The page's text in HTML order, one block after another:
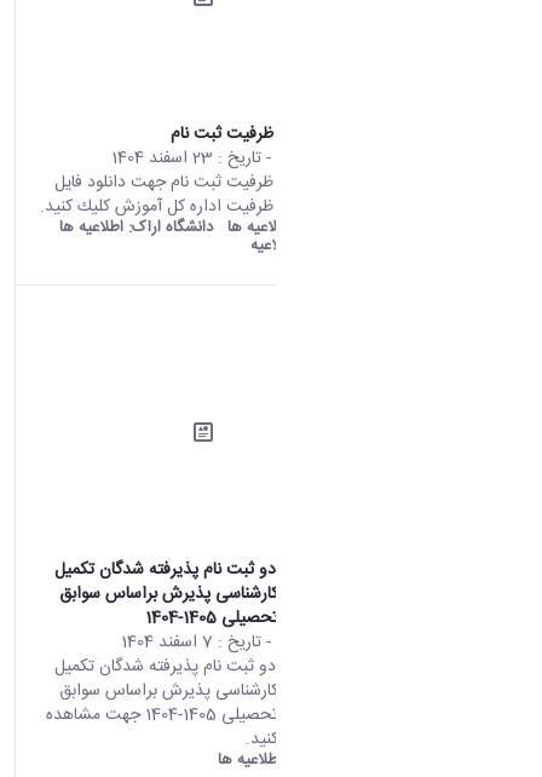
اطلاعیه تکمیل ظرفیت ثبت نام
- تاریخ : 23 اسفند 1404
اطلاعیه تکمیل ظرفیت ثبت نام جهت دانلود فايل
اطلاعیه تكميل ظرفيت اداره کل آموزش كليك كنيد.
اطلاعیه ها دانشگاه اراک: اطلاعیه ها
اطلاعیه
اطلاعیه شماره دو ثبت نام پذیرفته شدگان تکمیل
ظرفیت مقطع کارشناسی پذیرش براساس سوابق
تحصیلی سال تحصیلی 1405-1404
- تاریخ : 7 اسفند 1404
اطلاعیه شماره دو ثبت نام پذیرفته شدگان تکمیل
ظرفیت مقطع کارشناسی پذیرش براساس سوابق
تحصیلی سال تحصیلی 1405-1404 جهت مشاهده
اطلاعیه کلیک کنید.
اطلاعیه ها